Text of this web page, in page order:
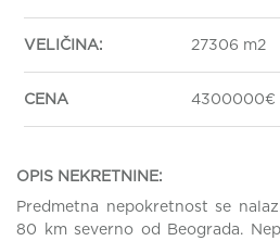
VELIČINA: 27306 m2
CENA 4300000€
OPIS NEKRETNINE:
Predmetna nepokretnost se
80 km severno od Beograda.